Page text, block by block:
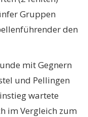
Gruppen
den
mit Gegnern
und Pellingen
wartete
im Vergleich zum